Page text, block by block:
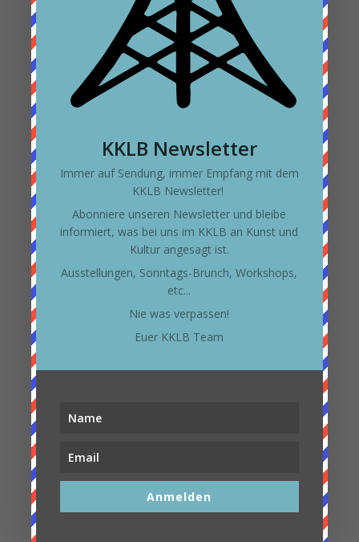
Kunstführung mit Kaffee
von Anda |Kunst
KKLB Newsletter
Immer auf Sendung, immer Empfang mit dem
KKLB Newsletter!
Abonniere unseren Newsletter und bleibe
informiert, was bei uns im KKLB an Kunst und
Kultur angesagt ist.
Ausstellungen, Sonntags-Brunch, Workshops,
etc...
Nie was verpassen!
Euer KKLB Team
Anmelden